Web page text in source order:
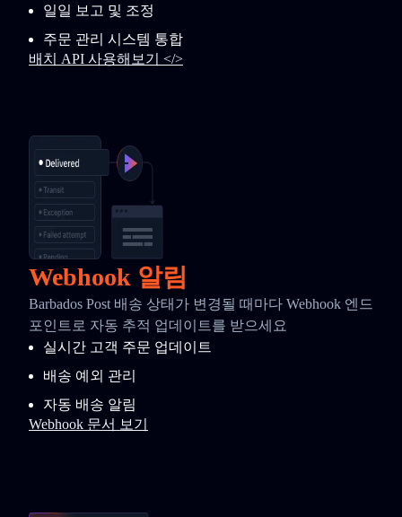
일일 보고 및 조정
주문 관리 시스템 통합
배치 API 사용해보기 </>
Webhook 알림
Barbados Post 배송 상태가 변경될 때마다 Webhook 엔드
포인트로 자동 추적 업데이트를 받으세요
실시간 고객 주문 업데이트
배송 예외 관리
자동 배송 알림
Webhook 문서 보기